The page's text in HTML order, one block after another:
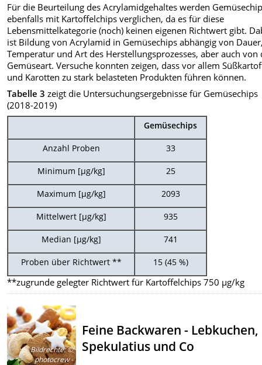
Für die Beurteilung des Acrylamidgehaltes werden
ebenfalls mit Kartoffelchips verglichen, da es für diese
Lebensmittelkategorie (noch) keinen eigenen Richtwert gibt.
ist Bildung von Acrylamid in Gemüsechips abhängig von
Temperatur und Art des Herstellungsprozesses, aber auch von
Gemüseart. Versuche konnten zeigen, dass vor allem
und Karotten zu stark belasteten Produkten führen können.
Tabelle 3 zeigt die Untersuchungsergebnisse für Gemüsechips
(2018-2019)
Gemüsechips
Anzahl Proben 33
Minimum [µg/kg] 25
Maximum [µg/kg] 2093
Mittelwert [µg/kg] 935
Median [µg/kg] 741
Proben über Richtwert ** 15 (45 %)
**zugrunde gelegter Richtwert für Kartoffelchips 750 µg/kg
Bildrechte:©
photocrew -
Feine Backwaren - Lebkuchen,
Spekulatius und Co